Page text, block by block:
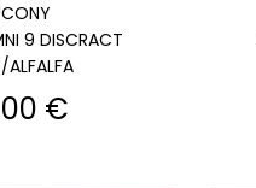
9 DISCRACT
ALFALFA
€